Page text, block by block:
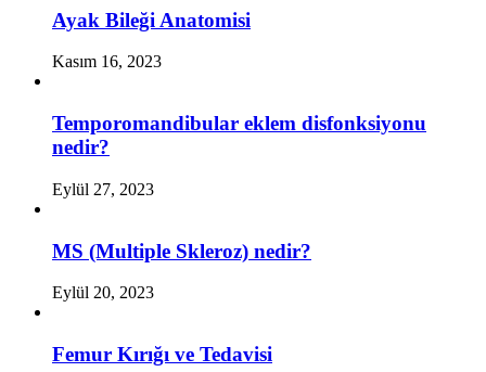
Ayak Bileği Anatomisi
Kasım 16, 2023
Temporomandibular eklem disfonksiyonu
nedir?
Eylül 27, 2023
MS (Multiple Skleroz) nedir?
Eylül 20, 2023
Femur Kırığı ve Tedavisi